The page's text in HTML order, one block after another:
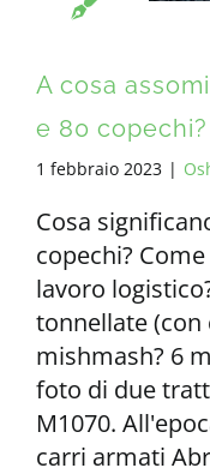
A cosa
e 80 copechi?
1 febbraio 2023 |
Cosa
copechi?
lavoro
tonnellate
mishmash? 6
foto di due
M1070.
carri armati